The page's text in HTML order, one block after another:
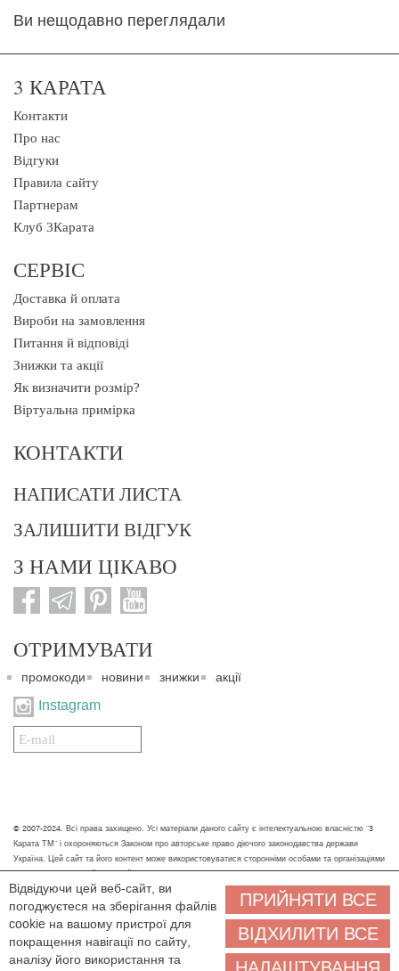
Ви нещодавно переглядали
3 КАРАТА
Контакти
Про нас
Відгуки
Правила сайту
Партнерам
Клуб 3Карата
СЕРВІС
Доставка й оплата
Вироби на замовлення
Питання й відповіді
Знижки та акції
Як визначити розмір?
Віртуальна примірка
КОНТАКТИ
НАПИСАТИ ЛИСТА
ЗАЛИШИТИ ВІДГУК
З НАМИ ЦІКАВО
ОТРИМУВАТИ
промокоди новини знижки акції
Instagram
Подписаться
на
© 2007-2024. Всі права захищено. Усі матеріали даного сайту є інтелектуальною власністю "3
Карата ТМ" і охороняються Законом про авторське право діючого законодавства держави
Україна. Цей сайт та його контент може використовуватися сторонніми особами та організаціями
тільки для некомерційних цілей. Будь-яке завантаження, копіювання, друк та інше використання
матеріалів даного сайту для некомерційних цілей повинно супроводжуватись працюючим
посиланням або іншим зазначенням на джерело.
Ми обробляємо персональні дані (cookies, IP-адреса, місце розташування), щоб вам
було зручніше користуватися сайтом. Залишаючись на сайті, ви погоджуєтеся на
Відвідуючи цей веб-сайт, ви
погоджуєтеся на зберігання файлів
cookie на вашому пристрої для
покращення навігації по сайту,
аналізу його використання та
ПРИЙНЯТИ ВСЕ
ВІДХИЛИТИ ВСЕ